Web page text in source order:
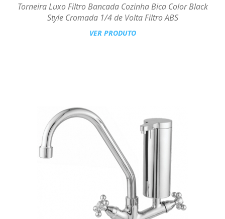
Torneira Luxo Filtro Bancada Cozinha Bica Color Black
Style Cromada 1/4 de Volta Filtro ABS
VER PRODUTO